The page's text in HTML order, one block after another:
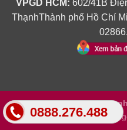
0888.276.488
VPGD HCM: 602/41B
ThạnhThành phố Hồ Chí
Copyright 2026 ©